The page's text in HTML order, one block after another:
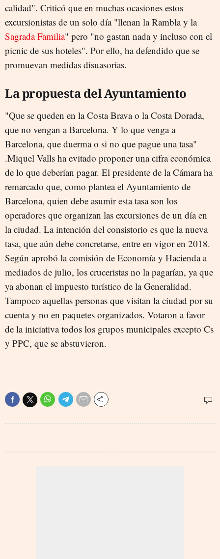
calidad". Criticó que en muchas ocasiones estos
excursionistas de un solo día "llenan la Rambla y la
Sagrada Familia" pero "no gastan nada y incluso con el
picnic de sus hoteles". Por ello, ha defendido que se
promuevan medidas disuasorias.
La propuesta del Ayuntamiento
"Que se queden en la Costa Brava o la Costa Dorada,
que no vengan a Barcelona. Y lo que venga a
Barcelona, que duerma o si no que pague una tasa"
.Miquel Valls ha evitado proponer una cifra económica
de lo que deberían pagar. El presidente de la Cámara ha
remarcado que, como plantea el Ayuntamiento de
Barcelona, quien debe asumir esta tasa son los
operadores que organizan las excursiones de un día en
la ciudad. La intención del consistorio es que la nueva
tasa, que aún debe concretarse, entre en vigor en 2018.
Según aprobó la comisión de Economía y Hacienda a
mediados de julio, los cruceristas no la pagarían, ya que
ya abonan el impuesto turístico de la Generalidad.
Tampoco aquellas personas que visitan la ciudad por su
cuenta y no en paquetes organizados. Votaron a favor
de la iniciativa todos los grupos municipales excepto Cs
y PPC, que se abstuvieron.